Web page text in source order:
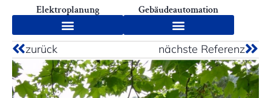
Elektroplanung Gebäudeautomation
zurück nächste Referenz